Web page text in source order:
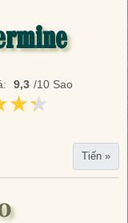
9,3 /10 Sao
Tiến »